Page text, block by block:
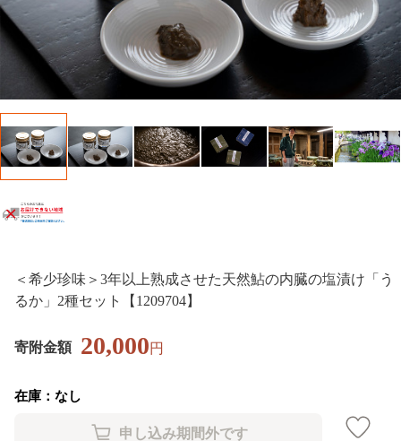
＜希少珍味＞3年以上熟成させた天然鮎の内臓の塩漬け「う
るか」2種セット【1209704】
寄附金額 20,000円
在庫：なし